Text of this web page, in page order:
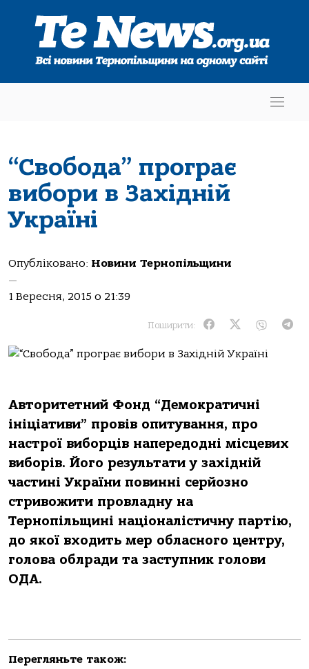
“Свобода” програє
вибори в Західній
Україні
Опубліковано: Новини Тернопільщини
—
1 Вересня, 2015 о 21:39
Поширити:
Авторитетний Фонд “Демократичні
ініціативи” провів опитування, про
настрої виборців напередодні місцевих
виборів. Його результати у західній
частині України повинні серйозно
стривожити провладну на
Тернопільщині націоналістичну партію,
до якої входить мер обласного центру,
голова облради та заступник голови
ОДА.
Перегляньте також: